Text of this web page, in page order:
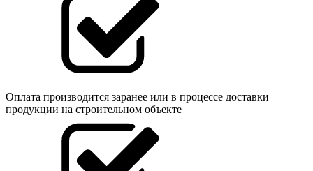
Оплата производится заранее или в процессе доставки
продукции на строительном объекте